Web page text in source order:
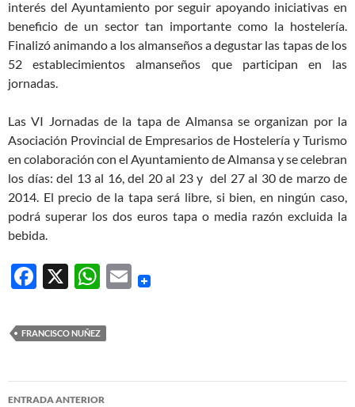
interés del Ayuntamiento por seguir apoyando iniciativas en
beneficio de un sector tan importante como la hostelería.
Finalizó animando a los almanseños a degustar las tapas de los
52 establecimientos almanseños que participan en las
jornadas.
Las VI Jornadas de la tapa de Almansa se organizan por la
Asociación Provincial de Empresarios de Hostelería y Turismo
en colaboración con el Ayuntamiento de Almansa y se celebran
los días: del 13 al 16, del 20 al 23 y del 27 al 30 de marzo de
2014. El precio de la tapa será libre, si bien, en ningún caso,
podrá superar los dos euros tapa o media razón excluida la
bebida.
F
e
b
o
X
W
at
s
A
E
FRANCISCO NUÑEZ
Navegación
ENTRADA ANTERIOR